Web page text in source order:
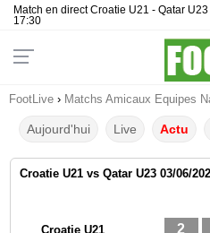
Match en direct Croatie U21 - Qatar
17:30
FootLive › Matchs Amicaux Equipes
Aujourd'hui Live Actu
Croatie U21 vs Qatar U23 03/06/
Croatie U21 2